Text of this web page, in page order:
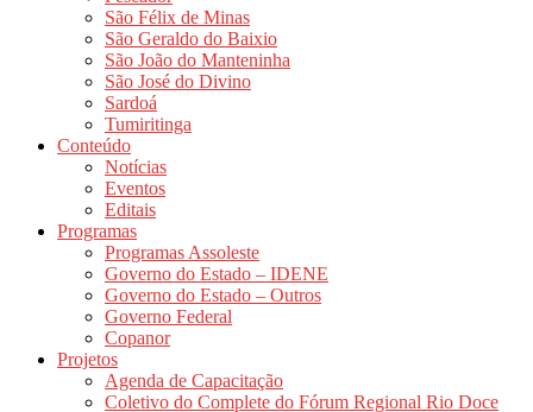
São Félix de Minas
São Geraldo do Baixio
São João do Manteninha
São José do Divino
Sardoá
Tumiritinga
Conteúdo
Notícias
Eventos
Editais
Programas
Programas Assoleste
Governo do Estado – IDENE
Governo do Estado – Outros
Governo Federal
Copanor
Projetos
Agenda de Capacitação
Coletivo do Complete do Fórum Regional Rio Doce